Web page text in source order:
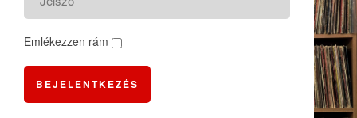
Emlékezzen rám
BEJELENTKEZÉS